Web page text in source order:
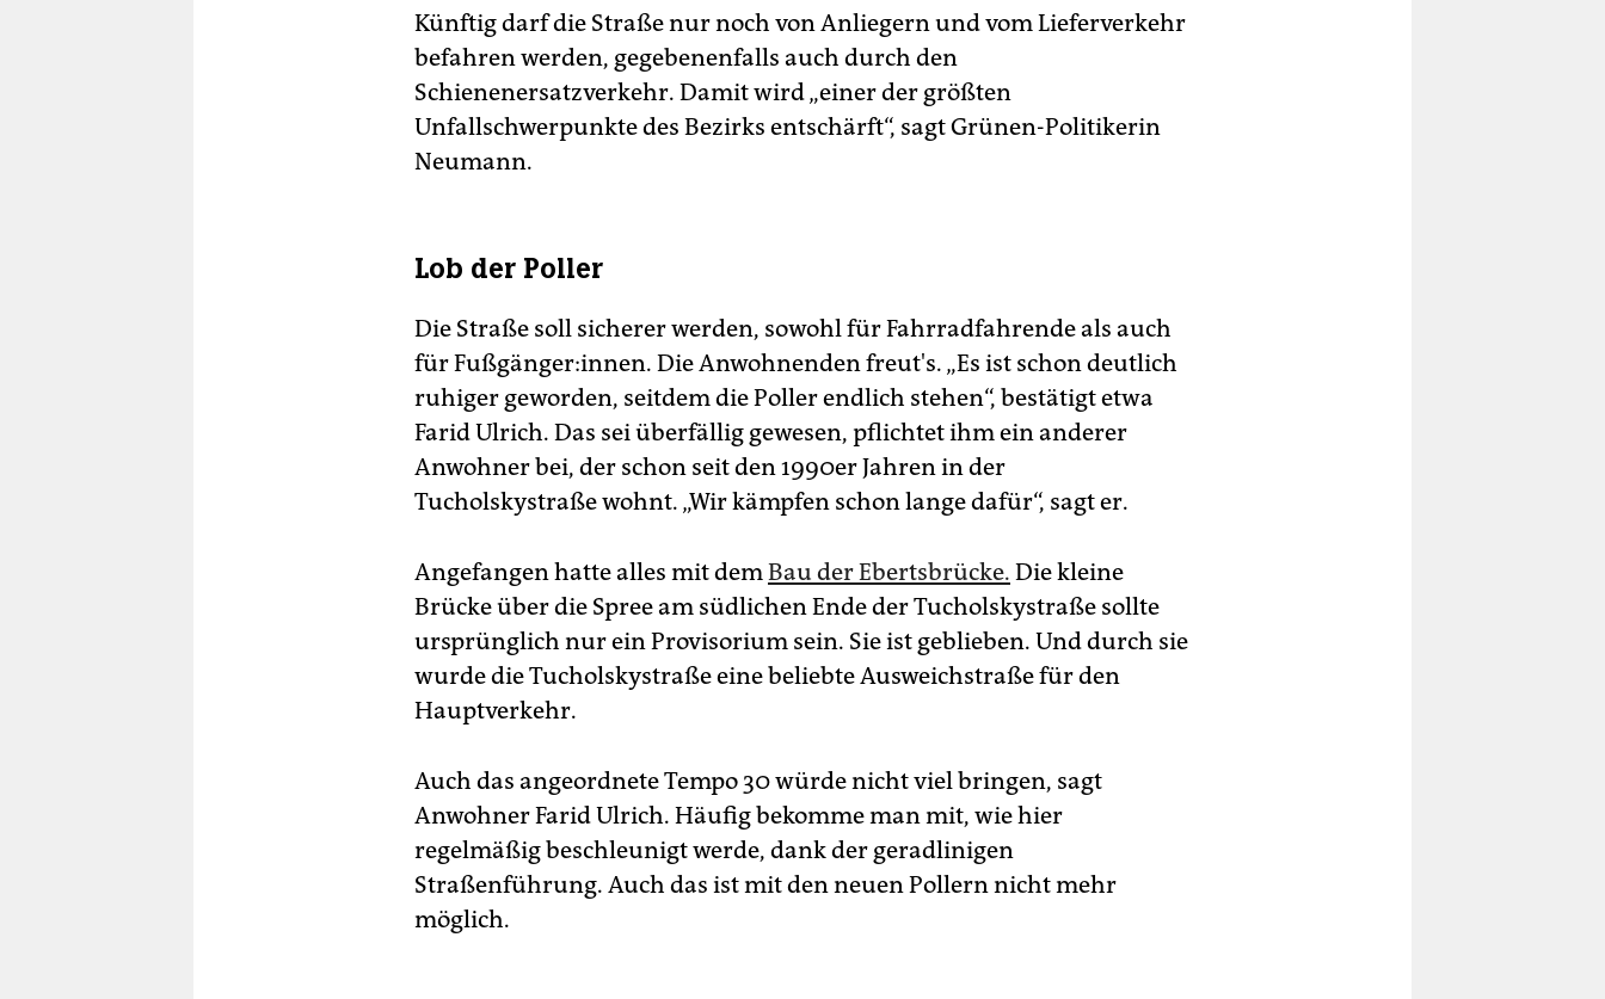
Künftig darf die Straße nur noch von Anliegern und vom Lieferverkehr
befahren werden, gegebenenfalls auch durch den
Schienenersatzverkehr. Damit wird „einer der größten
Unfallschwerpunkte des Bezirks entschärft“, sagt Grünen-Politikerin
Neumann.
Lob der Poller
Die Straße soll sicherer werden, sowohl für Fahrradfahrende als auch
für Fußgänger:innen. Die Anwohnenden freut's. „Es ist schon deutlich
ruhiger geworden, seitdem die Poller endlich stehen“, bestätigt etwa
Farid Ulrich. Das sei überfällig gewesen, pflichtet ihm ein anderer
Anwohner bei, der schon seit den 1990er Jahren in der
Tucholskystraße wohnt. „Wir kämpfen schon lange dafür“, sagt er.
Angefangen hatte alles mit demBau der Ebertsbrücke. Die kleine
Brücke über die Spree am südlichen Ende der Tucholskystraße sollte
ursprünglich nur ein Provisorium sein. Sie ist geblieben. Und durch sie
wurde die Tucholskystraße eine beliebte Ausweichstraße für den
Hauptverkehr.
Auch das angeordnete Tempo 30 würde nicht viel bringen, sagt
Anwohner Farid Ulrich. Häufig bekomme man mit, wie hier
regelmäßig beschleunigt werde, dank der geradlinigen
Straßenführung. Auch das ist mit den neuen Pollern nicht mehr
möglich.